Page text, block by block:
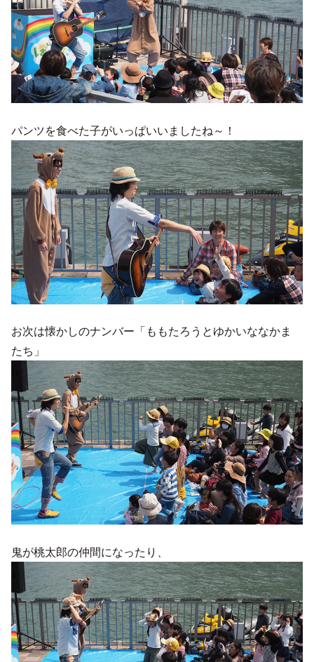
パンツを食べた子がいっぱいいましたね～！
お次は懐かしのナンバー「ももたろうとゆかいななかま
たち」
鬼が桃太郎の仲間になったり、